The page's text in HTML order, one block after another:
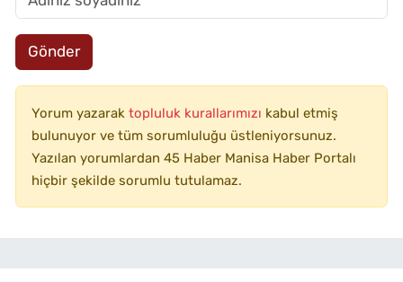
Gönder
Yorum yazarak topluluk kurallarımızı kabul etmiş
bulunuyor ve tüm sorumluluğu üstleniyorsunuz.
Yazılan yorumlardan 45 Haber Manisa Haber Portalı
hiçbir şekilde sorumlu tutulamaz.